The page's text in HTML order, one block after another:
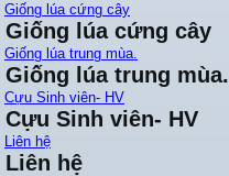
Giống lúa cứng cây
Giống lúa cứng cây
Giống lúa trung mùa.
Giống lúa trung mùa.
Cựu Sinh viên- HV
Cựu Sinh viên- HV
Liên hệ
Liên hệ